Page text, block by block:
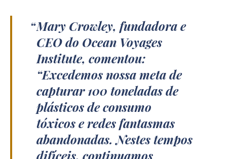
Mary Crowley, fundadora e
CEO do Ocean Voyages
Institute, comentou:
“Excedemos nossa meta de
capturar 100 toneladas de
plásticos de consumo
tóxicos e redes fantasmas
abandonadas. Nestes tempos
difíceis, continuamos